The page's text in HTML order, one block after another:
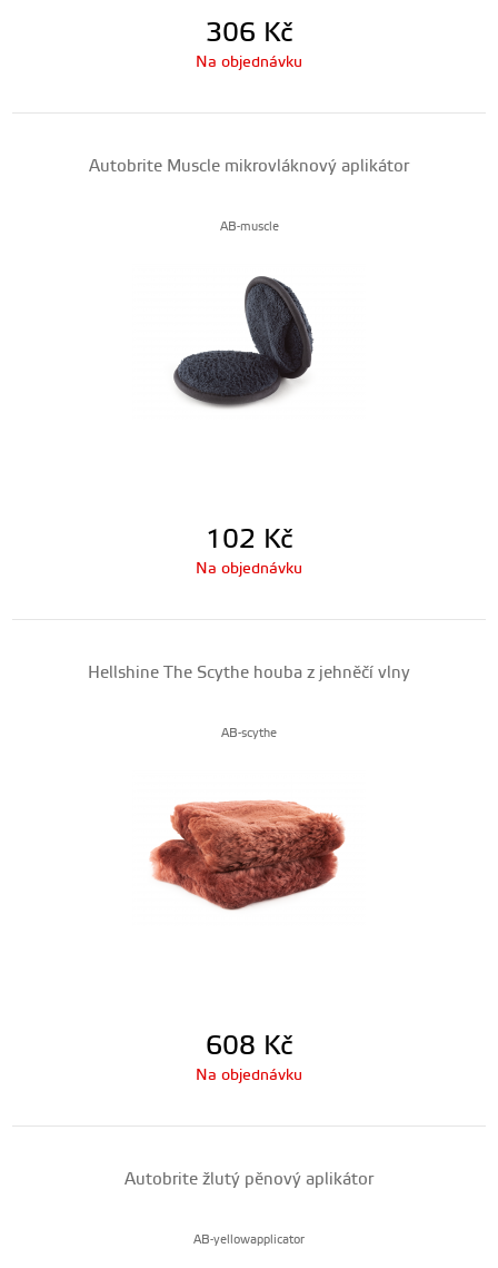
306 Kč
Na objednávku
Autobrite Muscle mikrovláknový aplikátor
AB-muscle
102 Kč
Na objednávku
Hellshine The Scythe houba z jehněčí vlny
AB-scythe
608 Kč
Na objednávku
Autobrite žlutý pěnový aplikátor
AB-yellowapplicator